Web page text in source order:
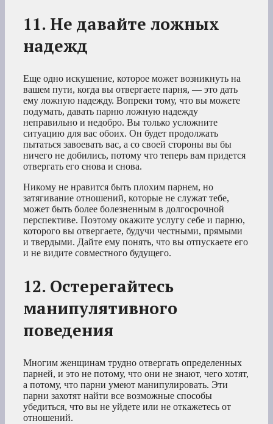
11. Не давайте ложных
надежд
Еще одно искушение, которое может возникнуть на
вашем пути, когда вы отвергаете парня, — это дать
ему ложную надежду. Вопреки тому, что вы можете
подумать, давать парню ложную надежду
неправильно и недобро. Вы только усложните
ситуацию для вас обоих. Он будет продолжать
пытаться завоевать вас, а со своей стороны вы бы
ничего не добились, потому что теперь вам придется
отвергать его снова и снова.
Никому не нравится быть плохим парнем, но
затягивание отношений, которые не служат тебе,
может быть более болезненным в долгосрочной
перспективе. Поэтому окажите услугу себе и парню,
которого вы отвергаете, будучи честными, прямыми
и твердыми. Дайте ему понять, что вы отпускаете его
и не видите совместного будущего.
12. Остерегайтесь
манипулятивного
поведения
Многим женщинам трудно отвергать определенных
парней, и это не потому, что они не знают, чего хотят,
а потому, что парни умеют манипулировать. Эти
парни захотят найти все возможные способы
убедиться, что вы не уйдете или не откажетесь от
отношений.